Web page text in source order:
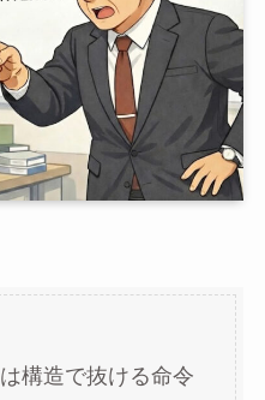
は構造で抜ける命令